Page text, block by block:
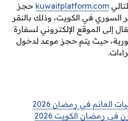
kuwaitplatform.com حجز
السوري في الكويت، وذلك بالنقر
إلى الموقع الإلكتروني لسفارة
حيث يتم حجز موعد لدخول
الغانم في رمضان 2026
في رمضان الكويت 2026